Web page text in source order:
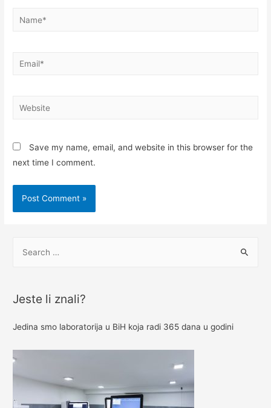
Name*
Email*
Website
Save my name, email, and website in this browser for the
next time I comment.
h
o
Jeste li znali?
Jedina smo laboratorija u BiH koja radi 365 dana u godini